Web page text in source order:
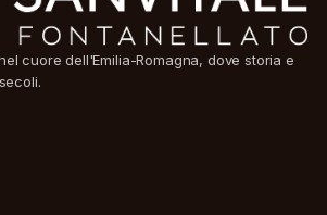
cuore dell'Emilia-Romagna, dove storia e